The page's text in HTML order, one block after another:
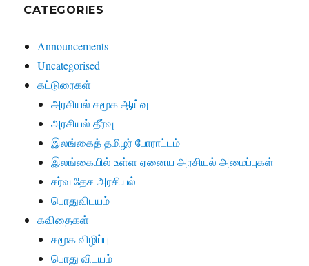
CATEGORIES
Announcements
Uncategorised
கட்டுரைகள்
அரசியல் சமூக ஆய்வு
அரசியல் தீர்வு
இலங்கைத் தமிழர் போராட்டம்
இலங்கையில் உள்ள ஏனைய அரசியல் அமைப்புகள்
சர்வ தேச அரசியல்
பொதுவிடயம்
கவிதைகள்
சமூக விழிப்பு
பொது விடயம்